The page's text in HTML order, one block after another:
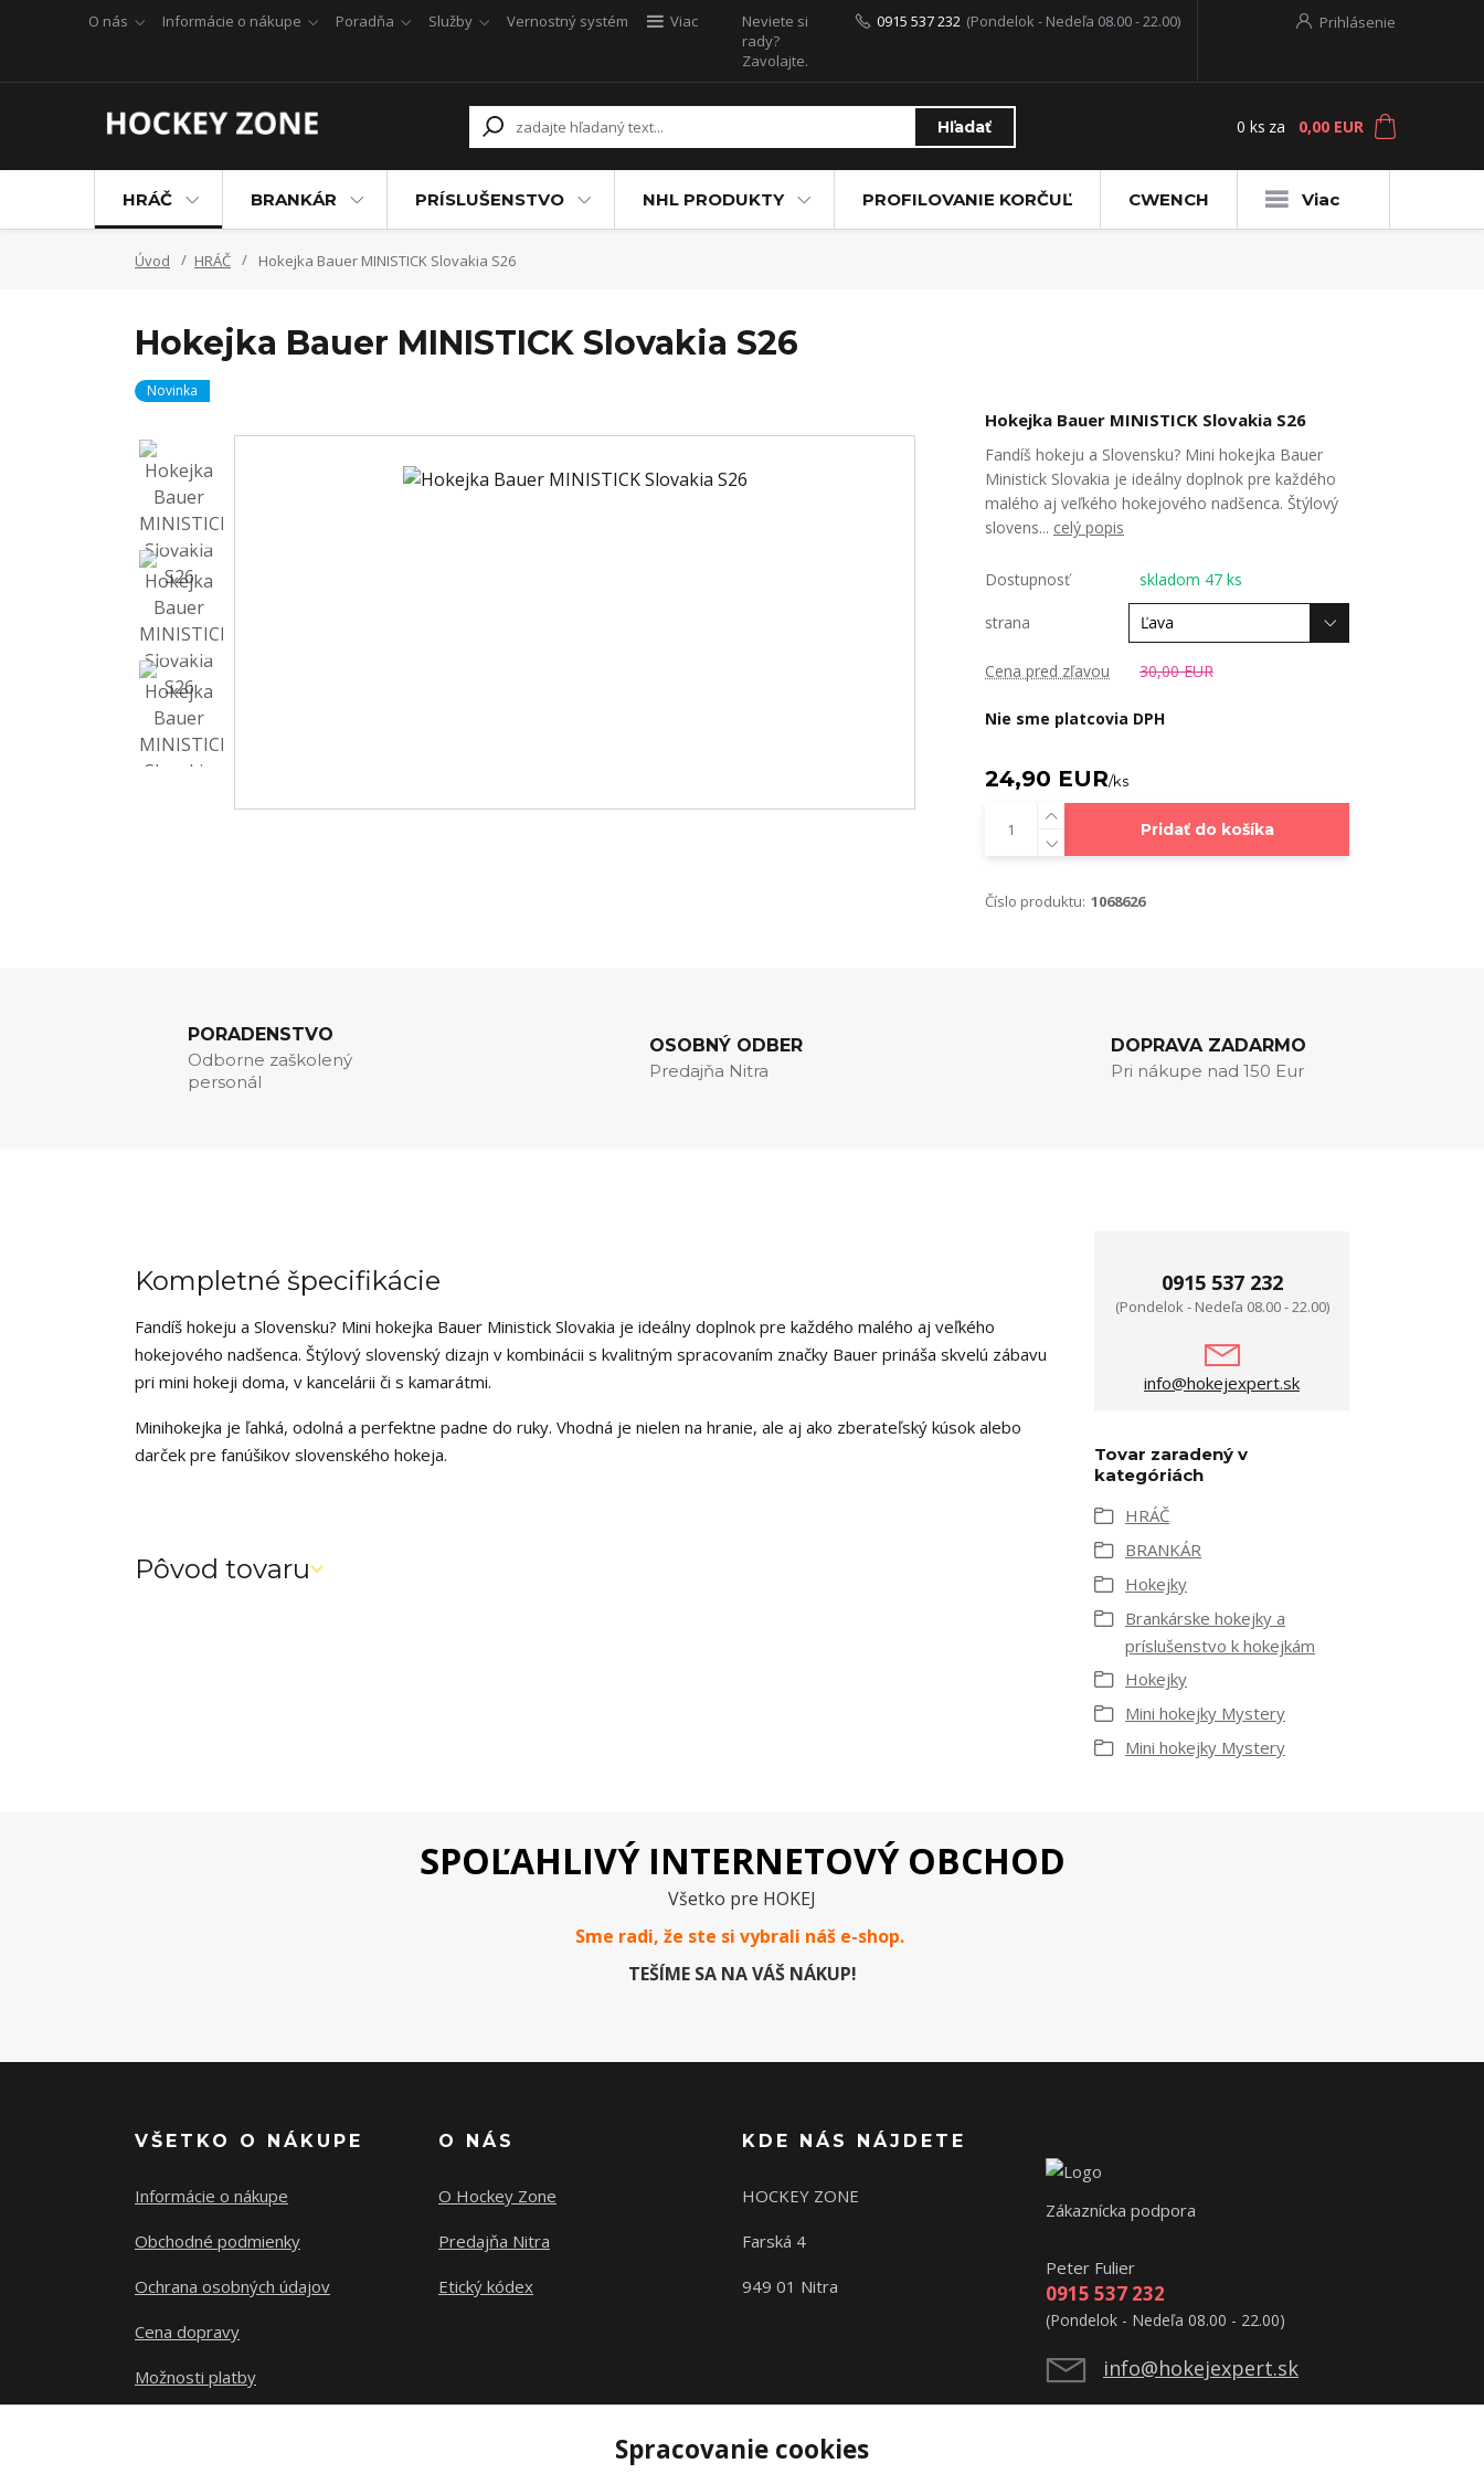
O nás Informácie o nákupe Poradňa Služby Vernostný systém Viac Prihlásenie
Hľadať
Neviete si
rady?
Zavolajte.
0915 537 232 (Pondelok - Nedeľa 08.00 - 22.00)
0 ks za 0,00 EUR
HRÁČ BRANKÁR PRÍSLUŠENSTVO NHL PRODUKTY PROFILOVANIE KORČUĽ CWENCH Viac
Úvod HRÁČ Hokejka Bauer MINISTICK Slovakia S26
Hokejka Bauer MINISTICK Slovakia S26
Novinka
Hokejka Bauer MINISTICK Slovakia S26
Fandíš hokeju a Slovensku? Mini hokejka Bauer
Ministick Slovakia je ideálny doplnok pre každého
malého aj veľkého hokejového nadšenca. Štýlový
slovens... celý popis
Dostupnosť skladom 47 ks
strana
Cena pred zľavou 30,00 EUR
Nie sme platcovia DPH
24,90 EUR/ks
Pridať do košíka
Číslo produktu: 1068626
PORADENSTVO
Odborne zaškolený
personál
OSOBNÝ ODBER
Predajňa Nitra
DOPRAVA ZADARMO
Pri nákupe nad 150 Eur
Kompletné špecifikácie
Fandíš hokeju a Slovensku? Mini hokejka Bauer Ministick Slovakia je ideálny doplnok pre každého malého aj veľkého
hokejového nadšenca. Štýlový slovenský dizajn v kombinácii s kvalitným spracovaním značky Bauer prináša skvelú zábavu
pri mini hokeji doma, v kancelárii či s kamarátmi.
Minihokejka je ľahká, odolná a perfektne padne do ruky. Vhodná je nielen na hranie, ale aj ako zberateľský kúsok alebo
darček pre fanúšikov slovenského hokeja.
Pôvod tovaru
0915 537 232
(Pondelok - Nedeľa 08.00 - 22.00)
info@hokejexpert.sk
Tovar zaradený v
kategóriách
HRÁČ
BRANKÁR
Hokejky
Brankárske hokejky a
príslušenstvo k hokejkám
Hokejky
Mini hokejky Mystery
Mini hokejky Mystery
SPOĽAHLIVÝ INTERNETOVÝ OBCHOD
Všetko pre HOKEJ
Sme radi, že ste si vybrali náš e-shop.
TEŠÍME SA NA VÁŠ NÁKUP!
VŠETKO O NÁKUPE
Informácie o nákupe
Obchodné podmienky
Ochrana osobných údajov
Cena dopravy
Možnosti platby
O NÁS
O Hockey Zone
Predajňa Nitra
Etický kódex
KDE NÁS NÁJDETE
HOCKEY ZONE
Farská 4
949 01 Nitra
Zákaznícka podpora
Peter Fulier
0915 537 232
(Pondelok - Nedeľa 08.00 - 22.00)
info@hokejexpert.sk
Spracovanie cookies